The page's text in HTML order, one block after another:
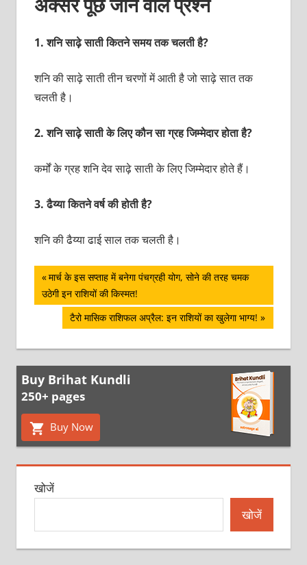
1.शनि साढ़े साती कितने समय तक चलती है?
शनि की साढ़े साती तीन चरणों में आती है जो साढ़े सात तक
चलती है।
2.शनि साढ़े साती के लिए कौन सा ग्रह जिम्मेदार होता है?
कर्मों के ग्रह शनि देव साढ़े साती के लिए जिम्मेदार होते हैं।
3.ढैय्या कितने वर्ष की होती है?
शनि की ढैय्या ढाई साल तक चलती है।
पोस्ट
नेविगेशन
Previous
Post:
मार्च के इस सप्ताह में बनेगा पंचग्रही योग, सोने की तरह चमक
उठेगी इन राशियों की किस्मत!
Next
Post:
टैरो मासिक राशिफल अप्रैल: इन राशियों का खुलेगा भाग्‍य!
Buy Brihat Kundli
250+ pages
Buy Now
खोजें
खोजें